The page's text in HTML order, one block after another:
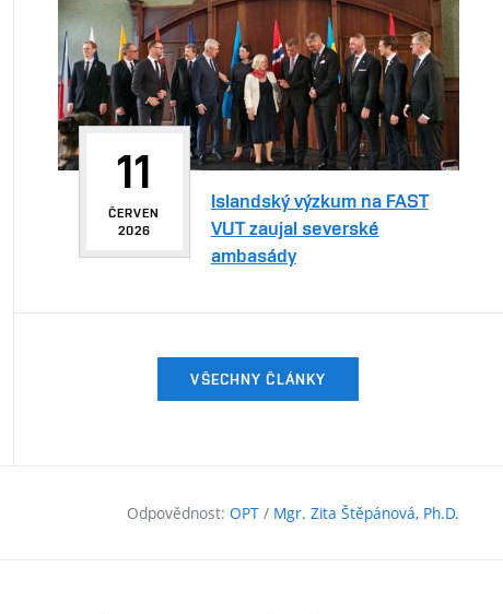
11
ČERVEN
2026
Islandský výzkum na FAST
VUT zaujal severské
ambasády
VŠECHNY ČLÁNKY
Odpovědnost: OPT / Mgr. Zita Štěpánová, Ph.D.